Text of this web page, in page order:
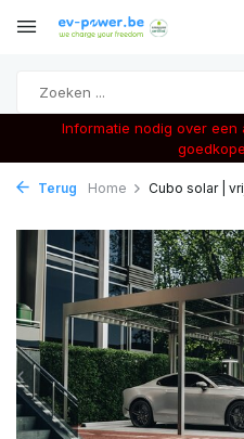
Informatie nodig over
Terug Home Cubo solar |